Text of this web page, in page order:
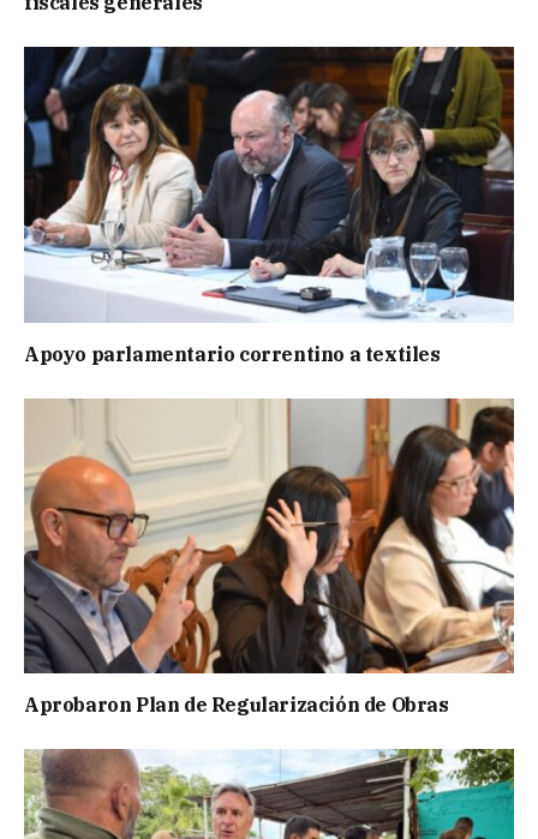
Apoyo parlamentario correntino a textiles
Aprobaron Plan de Regularización de Obras